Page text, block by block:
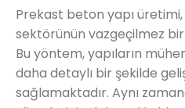
Prekast beton yapı
sektörünün vazgeçilmez
Bu yöntem, yapıların
daha detaylı bir şekilde
sağlamaktadır. Aynı